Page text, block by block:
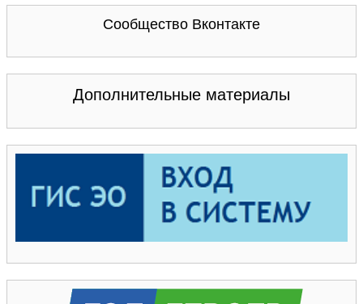
Сообщество Вконтакте
Дополнительные материалы